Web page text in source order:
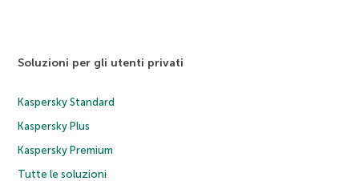
Soluzioni per gli utenti privati
Kaspersky Standard
Kaspersky Plus
Kaspersky Premium
Tutte le soluzioni